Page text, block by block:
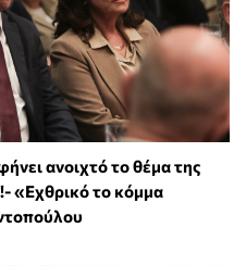
ανοιχτό το θέμα της
«Εχθρικό το κόμμα